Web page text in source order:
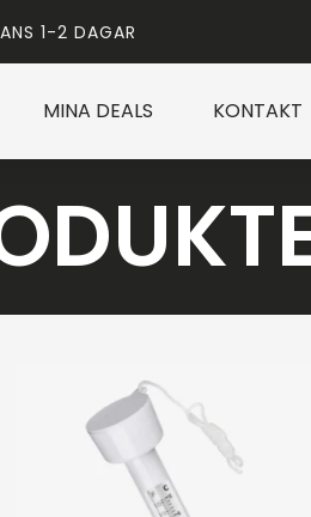
1-2 DAGAR
MINA DEALS KONTAKT